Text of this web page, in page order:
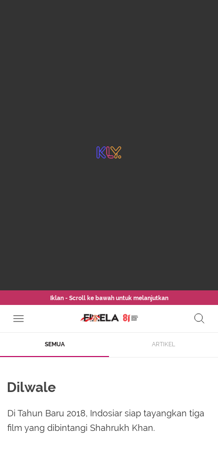
Iklan - Scroll ke bawah untuk melanjutkan
SEMUA ARTIKEL
Dilwale
Di Tahun Baru 2018, Indosiar siap tayangkan tiga
film yang dibintangi Shahrukh Khan.